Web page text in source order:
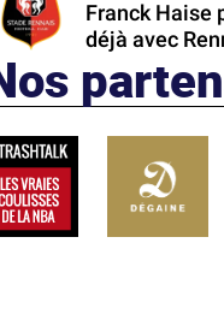
Franck Haise
déjà avec